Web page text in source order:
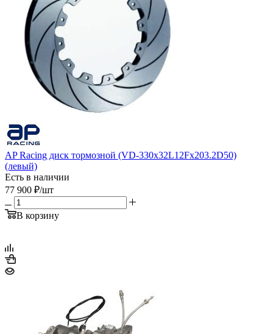
AP Racing диск тормозной (VD-330x32L12Fx203.2D50)
(левый)
Есть в наличии
77 900 ₽/шт
В корзину